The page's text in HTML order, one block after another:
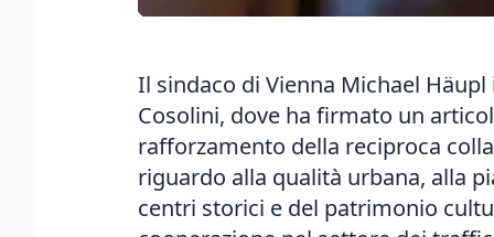
Il sindaco di Vienna Michael
Cosolini, dove ha firmato un
rafforzamento della reciproca
riguardo alla qualità urbana, alla
centri storici e del patrimonio